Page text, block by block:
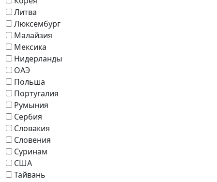
Литва
Люксембург
Малайзия
Мексика
Нидерланды
ОАЭ
Польша
Португалия
Румыния
Сербия
Словакия
Словения
Суринам
США
Тайвань